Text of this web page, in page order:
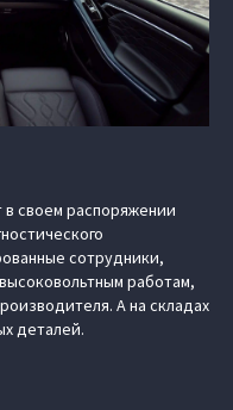
своем распоряжении
сотрудники,
работам,
А на складах
деталей.